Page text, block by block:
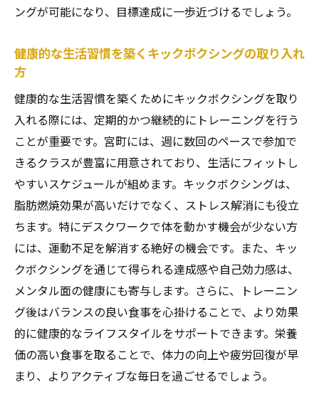
ングが可能になり、目標達成に一歩近づけるでしょう。
健康的な生活習慣を築くキックボクシングの取り入れ
方
健康的な生活習慣を築くためにキックボクシングを取り
入れる際には、定期的かつ継続的にトレーニングを行う
ことが重要です。宮町には、週に数回のペースで参加で
きるクラスが豊富に用意されており、生活にフィットし
やすいスケジュールが組めます。キックボクシングは、
脂肪燃焼効果が高いだけでなく、ストレス解消にも役立
ちます。特にデスクワークで体を動かす機会が少ない方
には、運動不足を解消する絶好の機会です。また、キッ
クボクシングを通じて得られる達成感や自己効力感は、
メンタル面の健康にも寄与します。さらに、トレーニン
グ後はバランスの良い食事を心掛けることで、より効果
的に健康的なライフスタイルをサポートできます。栄養
価の高い食事を取ることで、体力の向上や疲労回復が早
まり、よりアクティブな毎日を過ごせるでしょう。